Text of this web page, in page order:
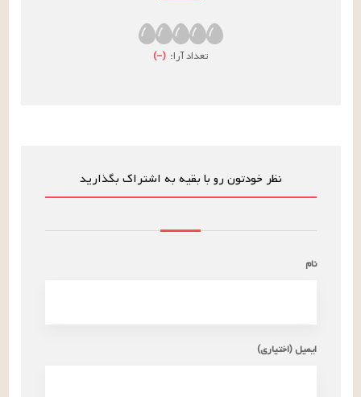
تعداد آرا: (
–
)
نظر خودتون رو با بقیه به اشتراک بگذارید
نام
ایمیل (اختیاری)